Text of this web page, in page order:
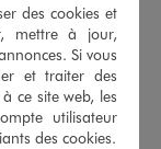
ticket de caisse,
de faire
Les tarifs
des cookies et
mettre à jour,
Si vous
et traiter des
ce site web, les
utilisateur
des cookies.